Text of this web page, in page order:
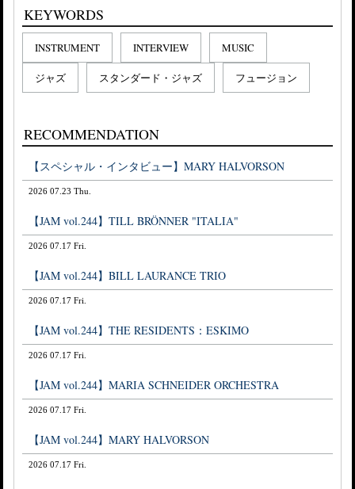
KEYWORDS
INSTRUMENT INTERVIEW MUSIC
ジャズ スタンダード・ジャズ フュージョン
RECOMMENDATION
【スペシャル・インタビュー】MARY HALVORSON
2026 07.23 Thu.
【JAM vol.244】TILL BRÖNNER "ITALIA"
2026 07.17 Fri.
【JAM vol.244】BILL LAURANCE TRIO
2026 07.17 Fri.
【JAM vol.244】THE RESIDENTS：ESKIMO
2026 07.17 Fri.
【JAM vol.244】MARIA SCHNEIDER ORCHESTRA
2026 07.17 Fri.
【JAM vol.244】MARY HALVORSON
2026 07.17 Fri.